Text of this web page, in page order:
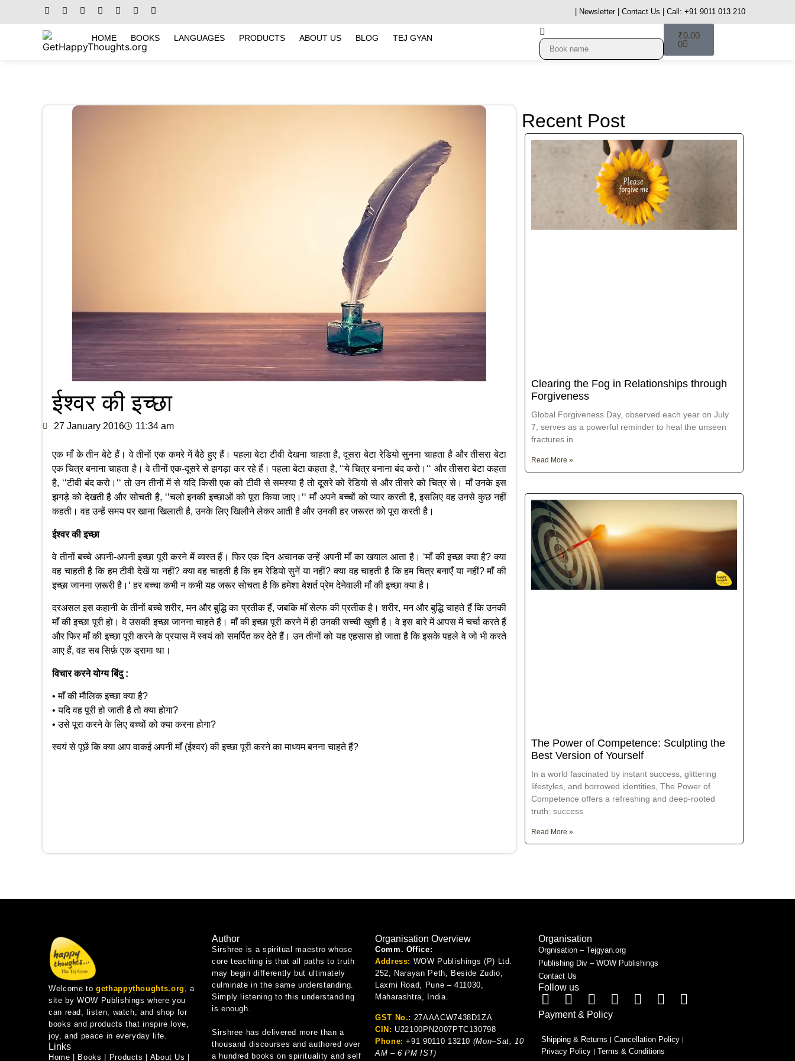
| Newsletter | Contact Us | Call: +91 9011 013 210
HOME BOOKS LANGUAGES PRODUCTS ABOUT US BLOG TEJ GYAN ₹0.00
0
Recent Post
Clearing the Fog in Relationships through
Forgiveness
Global Forgiveness Day, observed each year on July
7, serves as a powerful reminder to heal the unseen
fractures in
Read More »
The Power of Competence: Sculpting the
Best Version of Yourself
In a world fascinated by instant success, glittering
lifestyles, and borrowed identities, The Power of
Competence offers a refreshing and deep-rooted
truth: success
Read More »
ईश्वर की इच्छा
27 January 2016 11:34 am
एक माँ के तीन बेटे हैं। वे तीनों एक कमरे में बैठे हुए हैं। पहला बेटा टीवी देखना चाहता है, दूसरा बेटा रेडियो सुनना चाहता है और तीसरा बेटा
एक चित्र बनाना चाहता है। वे तीनों एक-दूसरे से झगड़ा कर रहे हैं। पहला बेटा कहता है, ‘‘ये चित्र बनाना बंद करो।‘‘ और तीसरा बेटा कहता
है, ‘‘टीवी बंद करो।‘‘ तो उन तीनों में से यदि किसी एक को टीवी से समस्या है तो दूसरे को रेडियो से और तीसरे को चित्र से। माँ उनके इस
झगड़े को देखती है और सोचती है, ‘‘चलो इनकी इच्छाओं को पूरा किया जाए।‘‘ माँ अपने बच्चों को प्यार करती है, इसलिए वह उनसे कुछ नहीं
कहती। वह उन्हें समय पर खाना खिलाती है, उनके लिए खिलौने लेकर आती है और उनकी हर जरूरत को पूरा करती है।
ईश्वर की इच्छा
वे तीनों बच्चे अपनी-अपनी इच्छा पूरी करने में व्यस्त हैं। फिर एक दिन अचानक उन्हें अपनी माँ का खयाल आता है। ‘माँ की इच्छा क्या है? क्या
वह चाहती है कि हम टीवी देखें या नहीं? क्या वह चाहती है कि हम रेडियो सुनें या नहीं? क्या वह चाहती है कि हम चित्र बनाएँ या नहीं? माँ की
इच्छा जानना ज़रूरी है।‘ हर बच्चा कभी न कभी यह जरूर सोचता है कि हमेशा बेशर्त प्रेम देनेवाली माँ की इच्छा क्या है।
दरअसल इस कहानी के तीनों बच्चे शरीर, मन और बु़द्धि का प्रतीक हैं, जबकि माँ सेल्फ की प्रतीक है। शरीर, मन और बुद्धि चाहते हैं कि उनकी
माँ की इच्छा पूरी हो। वे उसकी इच्छा जानना चाहते हैं। माँ की इच्छा पूरी करने में ही उनकी सच्ची खुशी है। वे इस बारे में आपस में चर्चा करते हैं
और फिर माँ की इच्छा पूरी करने के प्रयास में स्वयं को समर्पित कर देते हैं। उन तीनों को यह एहसास हो जाता है कि इसके पहले वे जो भी करते
आए हैं, वह सब सिर्फ़ एक ड्रामा था।
विचार करने योग्य बिंदु :
• माँ की मौलिक इच्छा क्या है?
• यदि वह पूरी हो जाती है तो क्या होगा?
• उसे पूरा करने के लिए बच्चों को क्या करना होगा?
स्वयं से पूछें कि क्या आप वाकई अपनी माँ (ईश्वर) की इच्छा पूरी करने का माध्यम बनना चाहते हैं?
Welcome togethappythoughts.org , a
site by WOW Publishings where you
can read, listen, watch, and shop for
books and products that inspire love,
joy, and peace in everyday life.
Links
Home Books Products About Us
Author
Sirshree is a spiritual maestro whose
core teaching is that all paths to truth
may begin differently but ultimately
culminate in the same understanding.
Simply listening to this understanding
is enough.
Sirshree has delivered more than a
thousand discourses and authored over
a hundred books on spirituality and self
Organisation Overview
Comm. Office:
Address: WOW Publishings (P) Ltd.
252, Narayan Peth, Beside Zudio,
Laxmi Road, Pune – 411030,
Maharashtra, India.
GST No.: 27AAACW7438D1ZA
CIN: U22100PN2007PTC130798
Phone: +91 90110 13210 (Mon–Sat, 10
AM – 6 PM IST)
Organisation
Orgnisation – Tejgyan.org
Publishing Div – WOW Publishings
Contact Us
Follow us
Payment & Policy
Shipping & Returns
Cancellation Policy
Privacy Policy
Terms & Conditions